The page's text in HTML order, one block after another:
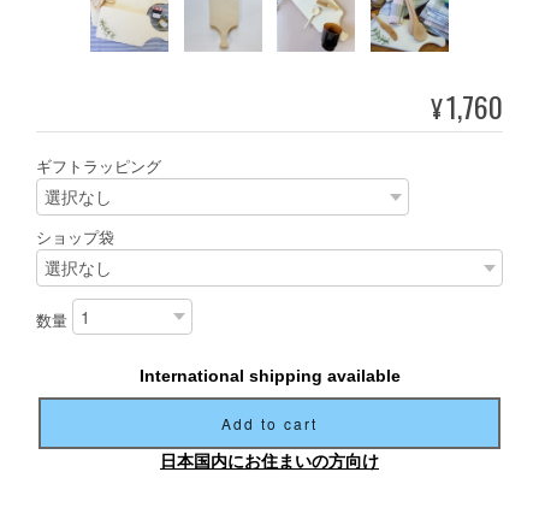
¥1,760
ギフトラッピング
ショップ袋
数量
International shipping available
Add to cart
日本国内にお住まいの方向け